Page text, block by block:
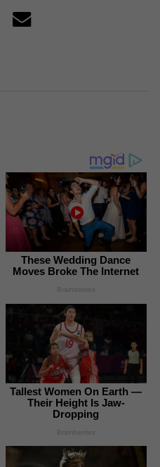
These Wedding Dance
Moves Broke The Internet
Brainberries
Tallest Women On Earth —
Their Height Is Jaw-
Dropping
Brainberries